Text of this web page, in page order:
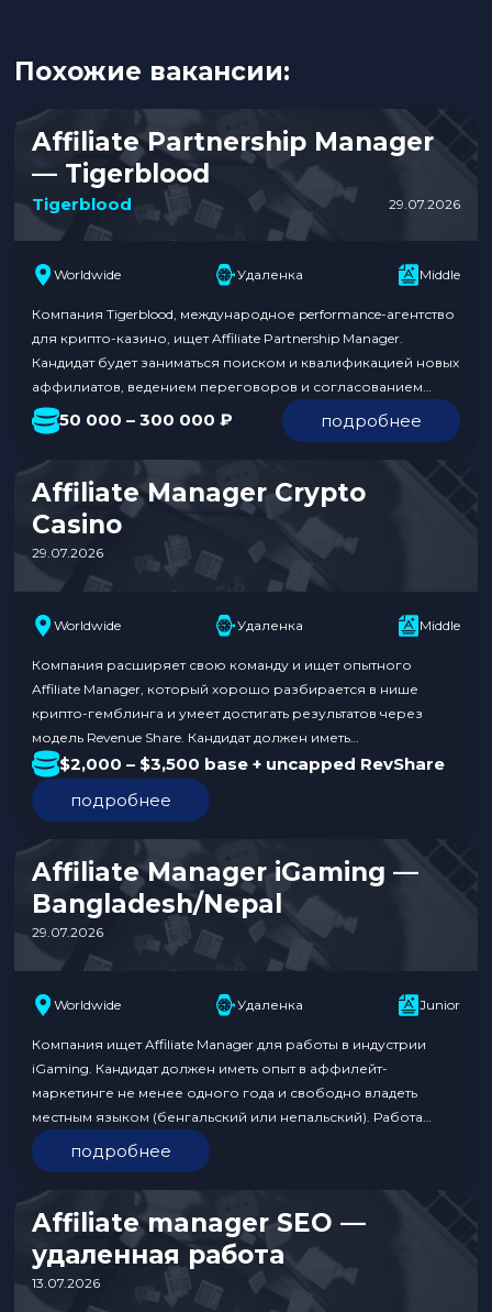
Похожие вакансии:
Affiliate Partnership Manager
— Tigerblood
Tigerblood 29.07.2026
Worldwide Удаленка Middle
Компания Tigerblood, международное performance-агентство
для крипто-казино, ищет Affiliate Partnership Manager.
Кандидат будет заниматься поиском и квалификацией новых
аффилиатов, ведением переговоров и согласованием
условий, подключением партнеров к аккаунту казино и
контролем запуска. Также необходимо будет оперативно
решать проблемы с трекингом и анализировать метрики.
Уровень зарплаты составляет от 50 000 до 300 000 ₽.
Обязанности: Требования к…
50 000 – 300 000 ₽ подробнее
Affiliate Manager Crypto
Casino
29.07.2026
Worldwide Удаленка Middle
Компания расширяет свою команду и ищет опытного
Affiliate Manager, который хорошо разбирается в нише
крипто-гемблинга и умеет достигать результатов через
модель Revenue Share. Кандидат должен иметь
подтвержденный опыт работы в крипто-казино или
гемблинге, активную личную сеть контактов и глубокое
понимание ключевых метрик. Работа полностью удаленная,
RevShare. Обязанности:…
$2,000 – $3,500 base + uncapped RevShare
подробнее
Affiliate Manager iGaming —
Bangladesh/Nepal
29.07.2026
Worldwide Удаленка Junior
Компания ищет Affiliate Manager для работы в индустрии
iGaming. Кандидат должен иметь опыт в аффилейт-
маркетинге не менее одного года и свободно владеть
местным языком (бенгальский или непальский). Работа
предполагает 100% комиссионное вознаграждение без
фиксированной зарплаты, что дает возможность
неограниченного заработка в зависимости от усилий и
успеха. Формат работы удаленный. Требования к кандидату:
Условия: Откликнуться по…
подробнее
Affiliate manager SEO —
удаленная работа
13.07.2026